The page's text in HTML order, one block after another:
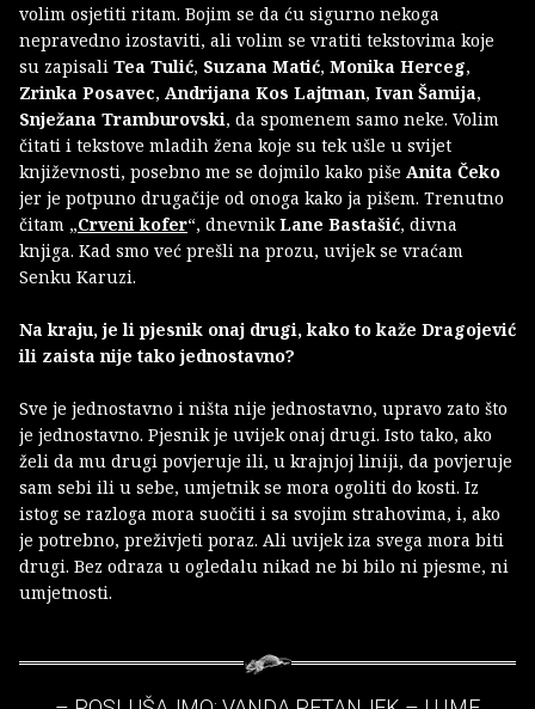
volim osjetiti ritam. Bojim se da ću sigurno nekoga
nepravedno izostaviti, ali volim se vratiti tekstovima koje
su zapisali Tea Tulić, Suzana Matić, Monika Herceg,
Zrinka Posavec, Andrijana Kos Lajtman, Ivan Šamija,
Snježana Tramburovski, da spomenem samo neke. Volim
čitati i tekstove mladih žena koje su tek ušle u svijet
književnosti, posebno me se dojmilo kako piše Anita Čeko
jer je potpuno drugačije od onoga kako ja pišem. Trenutno
čitam „Crveni kofer“, dnevnikLane Bastašić, divna
knjiga. Kad smo već prešli na prozu, uvijek se vraćam
Senku Karuzi.
Na kraju, je li pjesnik onaj drugi, kako to kaže Dragojević
ili zaista nije tako jednostavno?
Sve je jednostavno i ništa nije jednostavno, upravo zato što
je jednostavno. Pjesnik je uvijek onaj drugi. Isto tako, ako
želi da mu drugi povjeruje ili, u krajnjoj liniji, da povjeruje
sam sebi ili u sebe, umjetnik se mora ogoliti do kosti. Iz
istog se razloga mora suočiti i sa svojim strahovima, i, ako
je potrebno, preživjeti poraz. Ali uvijek iza svega mora biti
drugi. Bez odraza u ogledalu nikad ne bi bilo ni pjesme, ni
umjetnosti.